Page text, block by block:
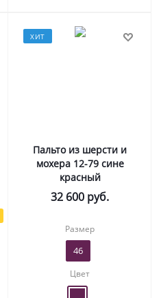
ХИТ
Пальто из шерсти и
мохера 12-79 сине
красный
32 600 руб.
Размер
46
Цвет